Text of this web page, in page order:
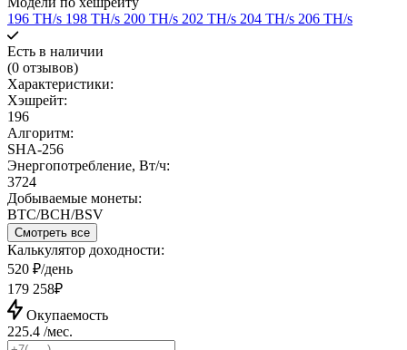
196 TH/s 198 TH/s 200 TH/s 202 TH/s 204 TH/s 206 TH/s
Есть в наличии
(0 отзывов)
Характеристики:
Хэшрейт:
196
Алгоритм:
SHA‑256
Энергопотребление, Вт/ч:
3724
Добываемые монеты:
BTC/BCH/BSV
Смотреть все
Калькулятор доходности:
520 ₽/день
179 258₽
Окупаемость
225.4 /мес.